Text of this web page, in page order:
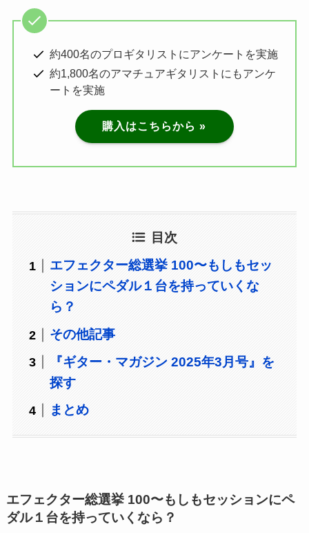
約400名のプロギタリストにアンケートを実施
約1,800名のアマチュアギタリストにもアンケ
ートを実施
購入はこちらから »
目次
エフェクター総選挙 100〜もしもセッ
ションにペダル１台を持っていくな
ら？
その他記事
『ギター・マガジン 2025年3月号』を
探す
まとめ
エフェクター総選挙 100〜もしもセッションにペ
ダル１台を持っていくなら？